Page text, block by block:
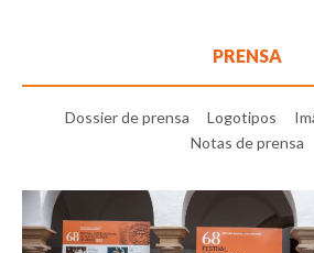
PRENSA
Dossier de prensa Logotipos
Notas de prensa